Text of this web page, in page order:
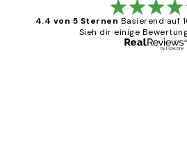
4.4 von 5 Sternen Basierend auf
Sieh dir einige